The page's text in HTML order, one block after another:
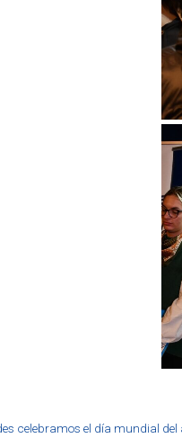
celebramos el día mundial del